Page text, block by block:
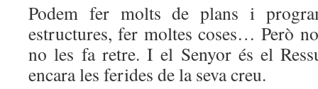
Podem fer molts de plans i
estructures, fer moltes coses… Però
no les fa retre. I el Senyor és el
encara les ferides de la seva creu.